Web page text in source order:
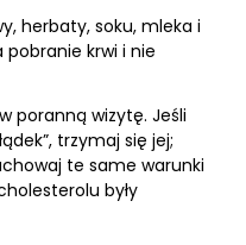
herbaty, soku, mleka i
pobranie krwi i nie
poranną wizytę. Jeśli
trzymaj się jej;
te same warunki
były